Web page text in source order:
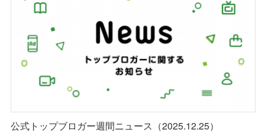
公式トップブロガー週間ニュース（2025.12.25）